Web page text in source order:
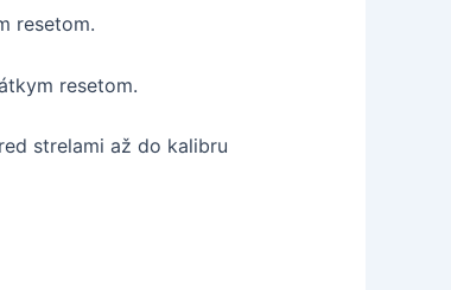
resetom.
resetom.
strelami až do kalibru